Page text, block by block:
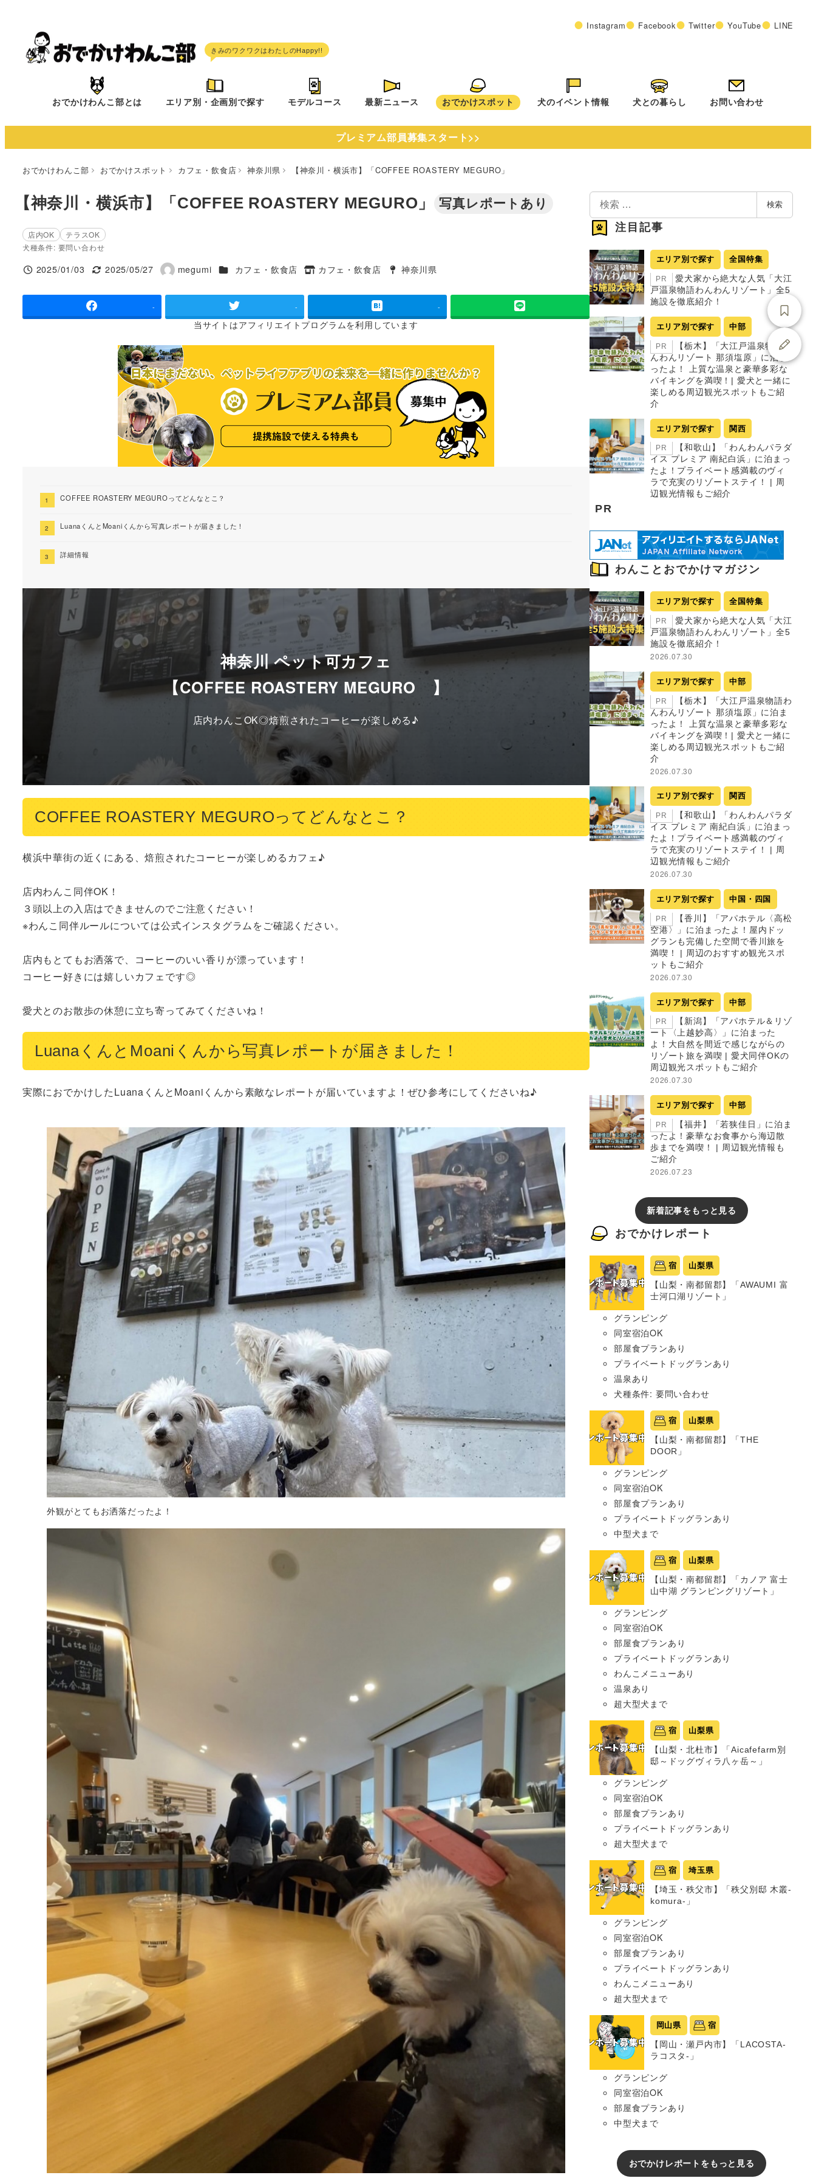
へ
Instagram Facebook Twitter YouTube LINE
おでかけわんこ部とは エリア別・企画別で探す モデルコース 最新ニュース おでかけスポット 犬のイベント情報 犬との暮らし お問い合わせ
プレミアム部員募集スタート>>
おでかけわんこ部 おでかけスポット カフェ・飲食店 神奈川県 【神奈川・横浜市】「COFFEE ROASTERY MEGURO」
【神奈川・横浜市】「COFFEE ROASTERY MEGURO」 写真レポートあり
店内OK
テラスOK
犬種条件: 要問い合わせ
投稿日
2025/01/03
更新日
2025/05/27
著
megumi 施設ジャンル
カフェ・飲食店
タグ
カフェ・飲食店
タグ
神奈川県
- - -
当サイトはアフィリエイトプログラムを利用しています
COFFEE ROASTERY MEGUROってどんなとこ？
LuanaくんとMoaniくんから写真レポートが届きました！
詳細情報
神奈川 ペット可カフェ
【COFFEE ROASTERY MEGURO 】
店内わんこOK◎焙煎されたコーヒーが楽しめる♪
COFFEE ROASTERY MEGUROってどんなとこ？
横浜中華街の近くにある、焙煎されたコーヒーが楽しめるカフェ♪
店内わんこ同伴OK！
３頭以上の入店はできませんのでご注意ください！
※わんこ同伴ルールについては公式インスタグラムをご確認ください。
店内もとてもお洒落で、コーヒーのいい香りが漂っています！
コーヒー好きには嬉しいカフェです◎
愛犬とのお散歩の休憩に立ち寄ってみてくださいね！
LuanaくんとMoaniくんから写真レポートが届きました！
実際におでかけしたLuanaくんとMoaniくんから素敵なレポートが届いていますよ！ぜひ参考にしてくださいね♪
外観がとてもお洒落だったよ！
検
索
検索
注目記事
エリア別で探す 全国特集
PR
愛犬家から絶大な人気「大江
戸温泉物語わんわんリゾート」全5
施設を徹底紹介！
エリア別で探す 中部
PR
【栃木】「大江戸温泉物語わ
んわんリゾート 那須塩原」に泊ま
ったよ！ 上質な温泉と豪華多彩な
バイキングを満喫！| 愛犬と一緒に
楽しめる周辺観光スポットもご紹
介
エリア別で探す 関西
PR
【和歌山】「わんわんパラダ
イス プレミア 南紀白浜」に泊まっ
たよ！プライベート感満載のヴィ
ラで充実のリゾートステイ！ | 周
辺観光情報もご紹介
PR
わんことおでかけマガジン
エリア別で探す 全国特集
PR
愛犬家から絶大な人気「大江
戸温泉物語わんわんリゾート」全5
施設を徹底紹介！
2026.07.30
エリア別で探す 中部
PR
【栃木】「大江戸温泉物語わ
んわんリゾート 那須塩原」に泊ま
ったよ！ 上質な温泉と豪華多彩な
バイキングを満喫！| 愛犬と一緒に
楽しめる周辺観光スポットもご紹
介
2026.07.30
エリア別で探す 関西
PR
【和歌山】「わんわんパラダ
イス プレミア 南紀白浜」に泊まっ
たよ！プライベート感満載のヴィ
ラで充実のリゾートステイ！ | 周
辺観光情報もご紹介
2026.07.30
エリア別で探す 中国・四国
PR
【香川】「アパホテル〈高松
空港〉」に泊まったよ！屋内ドッ
グランも完備した空間で香川旅を
満喫！ | 周辺のおすすめ観光スポ
ットもご紹介
2026.07.30
エリア別で探す 中部
PR
【新潟】「アパホテル＆リゾ
ート〈上越妙高〉」に泊まった
よ！大自然を間近で感じながらの
リゾート旅を満喫 | 愛犬同伴OKの
周辺観光スポットもご紹介
2026.07.30
エリア別で探す 中部
PR
【福井】「若狭佳日」に泊ま
ったよ！豪華なお食事から海辺散
歩までを満喫！ | 周辺観光情報も
ご紹介
2026.07.23
新着記事をもっと見る
おでかけレポート
宿 山梨県
【山梨・南都留郡】「AWAUMI 富
士河口湖リゾート」
グランピング
同室宿泊OK
部屋食プランあり
プライベートドッグランあり
温泉あり
犬種条件: 要問い合わせ
宿 山梨県
【山梨・南都留郡】「THE
DOOR」
グランピング
同室宿泊OK
部屋食プランあり
プライベートドッグランあり
中型犬まで
宿 山梨県
【山梨・南都留郡】「カノア 富士
山中湖 グランピングリゾート」
グランピング
同室宿泊OK
部屋食プランあり
プライベートドッグランあり
わんこメニューあり
温泉あり
超大型犬まで
宿 山梨県
【山梨・北杜市】「Aicafefarm別
邸～ドッグヴィラ八ヶ岳～」
グランピング
同室宿泊OK
部屋食プランあり
プライベートドッグランあり
超大型犬まで
宿 埼玉県
【埼玉・秩父市】「秩父別邸 木叢-
komura-」
グランピング
同室宿泊OK
部屋食プランあり
プライベートドッグランあり
わんこメニューあり
超大型犬まで
岡山県 宿
【岡山・瀬戸内市】「LACOSTA-
ラコスタ-」
グランピング
同室宿泊OK
部屋食プランあり
中型犬まで
おでかけレポートをもっと見る